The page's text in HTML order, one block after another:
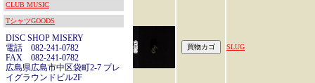
CLUB MUSIC
TシャツGOODS
DISC SHOP MISERY
電話 082-241-0782
FAX 082-241-0782
広島県広島市中区袋町2-7 プレ
イグラウンドビル2F
SLUG